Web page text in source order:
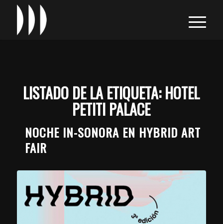
LISTADO DE LA ETIQUETA:HOTEL
PETITI PALACE
NOCHE IN-SONORA EN HYBRID ART
FAIR